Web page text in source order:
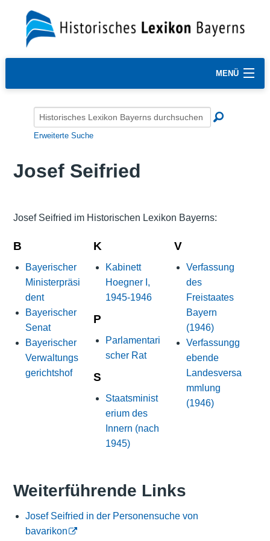
MENÜ
Erweiterte Suche
Josef Seifried
Josef Seifried im Historischen Lexikon Bayerns:
B
Bayerischer
Ministerpräsi
dent
Bayerischer
Senat
Bayerischer
Verwaltungs
gerichtshof
K
Kabinett
Hoegner I,
1945-1946
P
Parlamentari
scher Rat
S
Staatsminist
erium des
Innern (nach
1945)
V
Verfassung
des
Freistaates
Bayern
(1946)
Verfassungg
ebende
Landesversa
mmlung
(1946)
Weiterführende Links
Josef Seifried in der Personensuche von
bavarikon